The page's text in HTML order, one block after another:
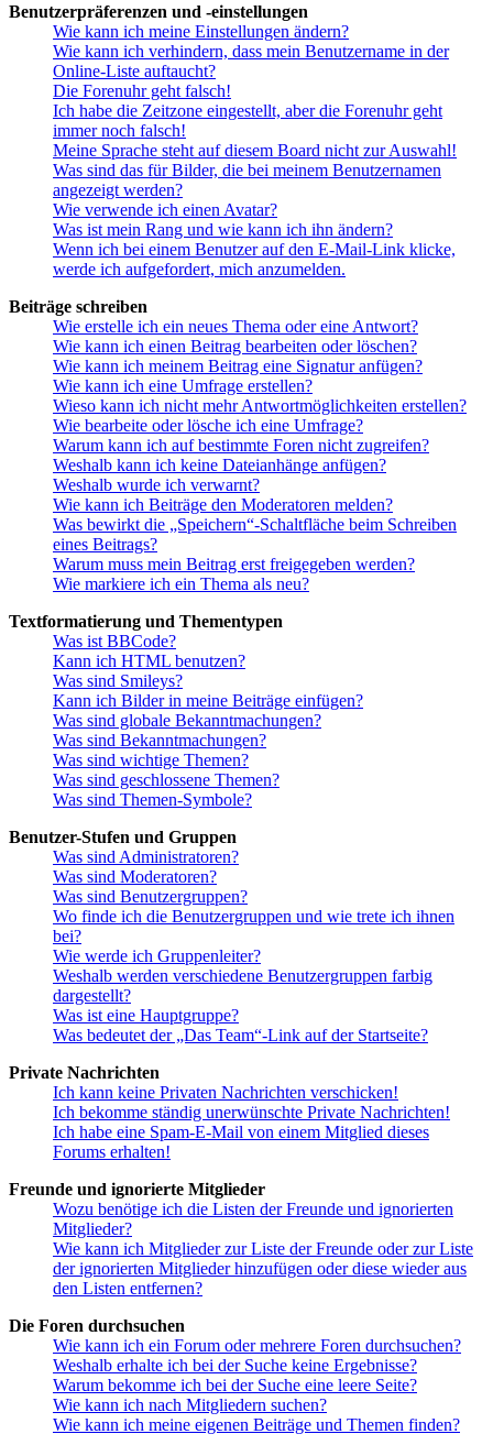
Benutzerpräferenzen und -einstellungen
Wie kann ich meine Einstellungen ändern?
Wie kann ich verhindern, dass mein Benutzername in der
Online-Liste auftaucht?
Die Forenuhr geht falsch!
Ich habe die Zeitzone eingestellt, aber die Forenuhr geht
immer noch falsch!
Meine Sprache steht auf diesem Board nicht zur Auswahl!
Was sind das für Bilder, die bei meinem Benutzernamen
angezeigt werden?
Wie verwende ich einen Avatar?
Was ist mein Rang und wie kann ich ihn ändern?
Wenn ich bei einem Benutzer auf den E-Mail-Link klicke,
werde ich aufgefordert, mich anzumelden.
Beiträge schreiben
Wie erstelle ich ein neues Thema oder eine Antwort?
Wie kann ich einen Beitrag bearbeiten oder löschen?
Wie kann ich meinem Beitrag eine Signatur anfügen?
Wie kann ich eine Umfrage erstellen?
Wieso kann ich nicht mehr Antwortmöglichkeiten erstellen?
Wie bearbeite oder lösche ich eine Umfrage?
Warum kann ich auf bestimmte Foren nicht zugreifen?
Weshalb kann ich keine Dateianhänge anfügen?
Weshalb wurde ich verwarnt?
Wie kann ich Beiträge den Moderatoren melden?
Was bewirkt die „Speichern“-Schaltfläche beim Schreiben
eines Beitrags?
Warum muss mein Beitrag erst freigegeben werden?
Wie markiere ich ein Thema als neu?
Textformatierung und Thementypen
Was ist BBCode?
Kann ich HTML benutzen?
Was sind Smileys?
Kann ich Bilder in meine Beiträge einfügen?
Was sind globale Bekanntmachungen?
Was sind Bekanntmachungen?
Was sind wichtige Themen?
Was sind geschlossene Themen?
Was sind Themen-Symbole?
Benutzer-Stufen und Gruppen
Was sind Administratoren?
Was sind Moderatoren?
Was sind Benutzergruppen?
Wo finde ich die Benutzergruppen und wie trete ich ihnen
bei?
Wie werde ich Gruppenleiter?
Weshalb werden verschiedene Benutzergruppen farbig
dargestellt?
Was ist eine Hauptgruppe?
Was bedeutet der „Das Team“-Link auf der Startseite?
Private Nachrichten
Ich kann keine Privaten Nachrichten verschicken!
Ich bekomme ständig unerwünschte Private Nachrichten!
Ich habe eine Spam-E-Mail von einem Mitglied dieses
Forums erhalten!
Freunde und ignorierte Mitglieder
Wozu benötige ich die Listen der Freunde und ignorierten
Mitglieder?
Wie kann ich Mitglieder zur Liste der Freunde oder zur Liste
der ignorierten Mitglieder hinzufügen oder diese wieder aus
den Listen entfernen?
Die Foren durchsuchen
Wie kann ich ein Forum oder mehrere Foren durchsuchen?
Weshalb erhalte ich bei der Suche keine Ergebnisse?
Warum bekomme ich bei der Suche eine leere Seite?
Wie kann ich nach Mitgliedern suchen?
Wie kann ich meine eigenen Beiträge und Themen finden?